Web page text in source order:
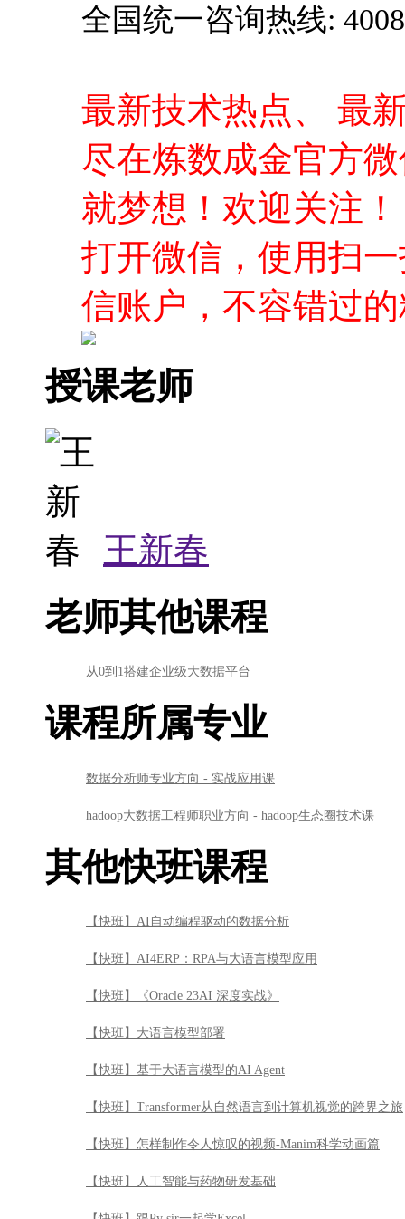
全国统一咨询热线:
最新技术热点、 最
尽在炼数成金官方
就梦想！欢迎关注！
打开微信，使用扫
信账户，不容错过
授课老师
王新春
老师其他课程
从0到1搭建企业级大数据平台
课程所属专业
数据分析师专业方向 - 实战应用课
hadoop大数据工程师职业方向 - hadoop生态圈技术课
其他快班课程
【快班】AI自动编程驱动的数据分析
【快班】AI4ERP：RPA与大语言模型应用
【快班】《Oracle 23AI 深度实战》
【快班】大语言模型部署
【快班】基于大语言模型的AI Agent
【快班】Transformer从自然语言到计算机视觉的跨界之旅
【快班】怎样制作令人惊叹的视频-Manim科学动画篇
【快班】人工智能与药物研发基础